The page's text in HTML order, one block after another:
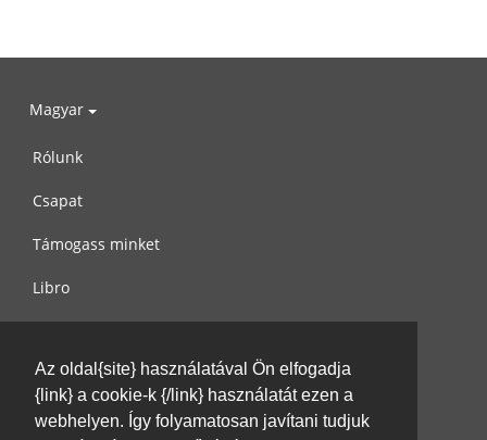
Az oldal{site} használatával Ön elfogadja
{link} a cookie-k {/link} használatát ezen a
webhelyen. Így folyamatosan javítani tudjuk
Magyar
Rólunk
Csapat
Támogass minket
Libro
Használati feltételek
Írj nekünk